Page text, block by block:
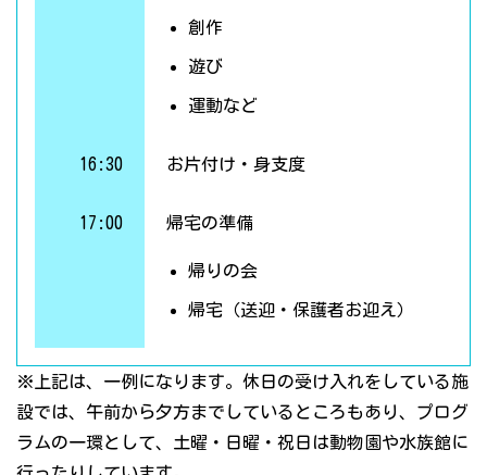
創作
遊び
運動など
16:30 お片付け・身支度
17:00 帰宅の準備
帰りの会
帰宅（送迎・保護者お迎え）
※上記は、一例になります。休日の受け入れをしている施
設では、午前から夕方までしているところもあり、プログ
ラムの一環として、土曜・日曜・祝日は動物園や水族館に